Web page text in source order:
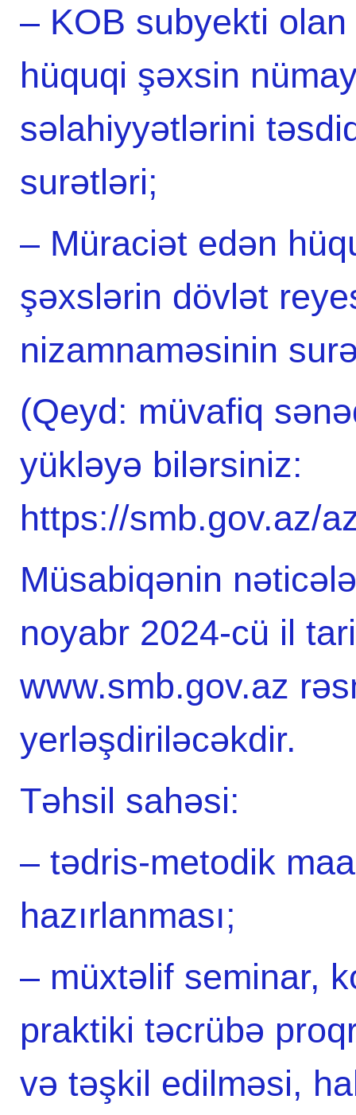
– KOB subyekti
hüquqi şəxsin
səlahiyyətlərini
surətləri;
– Müraciət edən
şəxslərin dövlət
nizamnaməsinin
(Qeyd: müvafiq
yükləyə bilərsiniz:
https://smb.gov.az/
Müsabiqənin
noyabr 2024-cü il
www.smb.gov.az
yerləşdiriləcəkdir.
Təhsil sahəsi:
– tədris-metodik
hazırlanması;
– müxtəlif seminar,
praktiki təcrübə
və təşkil edilməsi,